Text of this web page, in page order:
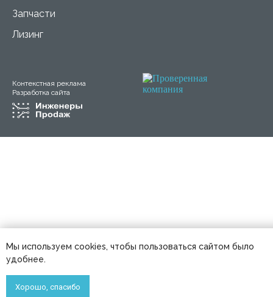
Мы используем cookies, чтобы пользоваться сайтом было
удобнее.
Хорошо, спасибо
Запчасти
Лизинг
Разработка сайта
Контекстная реклама